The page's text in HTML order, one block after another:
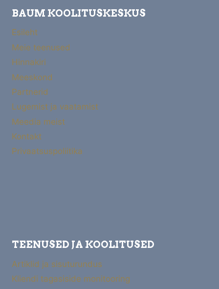
BAUM KOOLITUSKESKUS
Esileht
Meie teenused
Hinnakiri
Meeskond
Partnerid
Lugemist ja vaatamist
Meedia meist
Kontakt
Privaatsuspoliitika
TEENUSED JA KOOLITUSED
Artiklid ja sisuturundus
Kliendi tagasiside monitooring